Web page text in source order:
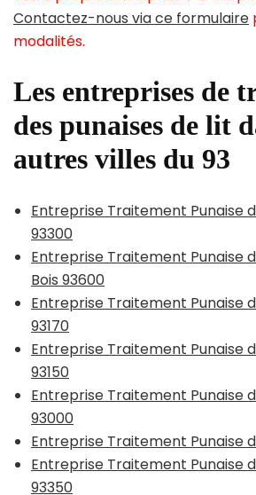
Contactez-nous via ce formulaire
modalités.
Les entreprises de
des punaises de lit
autres villes du 93
Entreprise Traitement Punaise
93300
Entreprise Traitement Punaise
Bois 93600
Entreprise Traitement Punaise
93170
Entreprise Traitement Punaise
93150
Entreprise Traitement Punaise
93000
Entreprise Traitement Punaise
Entreprise Traitement Punaise
93350